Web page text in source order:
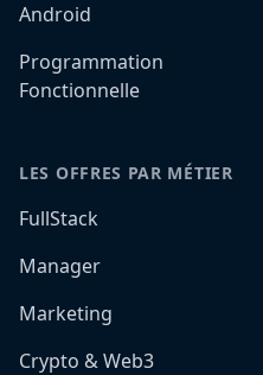
Android
Programmation
Fonctionnelle
LES OFFRES PAR MÉTIER
FullStack
Manager
Marketing
Crypto & Web3